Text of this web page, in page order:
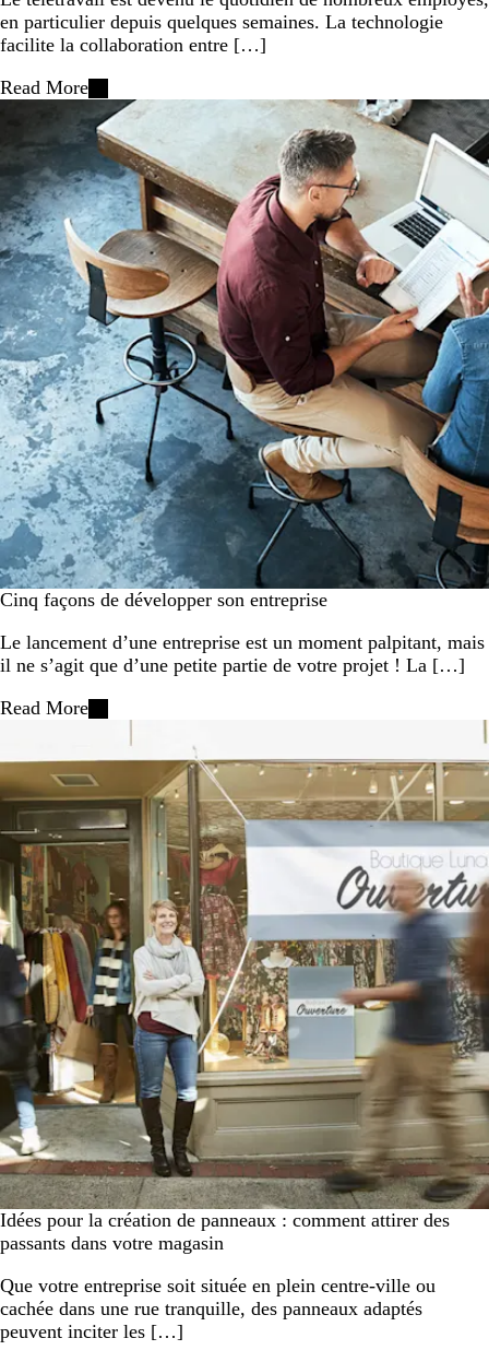
en particulier depuis quelques semaines. La technologie
facilite la collaboration entre […]
Read More
Cinq façons de développer son entreprise
Le lancement d’une entreprise est un moment palpitant, mais
il ne s’agit que d’une petite partie de votre projet ! La […]
Read More
Idées pour la création de panneaux : comment attirer des
passants dans votre magasin
Que votre entreprise soit située en plein centre-ville ou
cachée dans une rue tranquille, des panneaux adaptés
peuvent inciter les […]